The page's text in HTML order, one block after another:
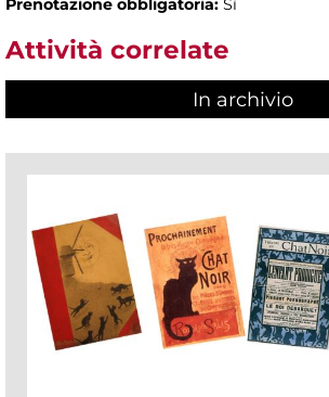
Prenotazione obbligatoria: Sì
Attività correlate
In archivio